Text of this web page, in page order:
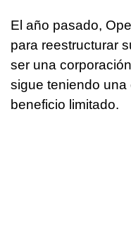
El año pasado,
para reestructurar
ser una
sigue teniendo
beneficio limitado.